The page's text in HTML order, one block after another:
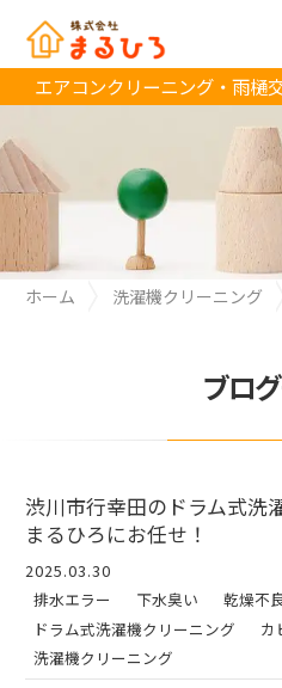
エアコンクリーニング・雨樋
ホーム 洗濯機クリーニング
ブロ
渋川市行幸田のドラム式洗
まるひろにお任せ！
2025.03.30
排水エラー
下水臭い
乾燥不
ドラム式洗濯機クリーニング
カ
洗濯機クリーニング